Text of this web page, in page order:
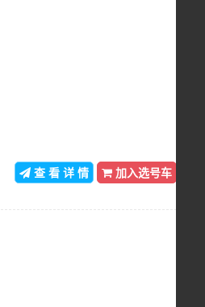
查 看 详 情
加入选号车